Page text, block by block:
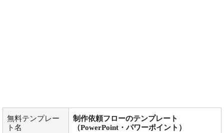
無料テンプレー
ト名
制作依頼フローのテンプレート
（PowerPoint・パワーポイント）